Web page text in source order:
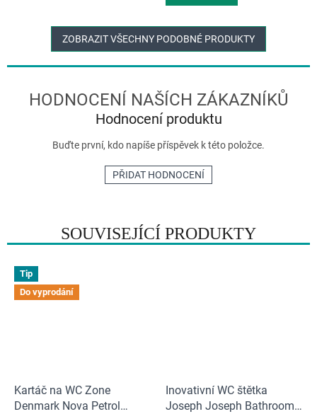
SOUVISEJÍCÍ PRODUKTY
Tip
Do vyprodání
Kartáč na WC Zone
Denmark Nova Petrol
Inovativní WC štětka
Joseph Joseph Bathroom
hvězdiček.
ZOBRAZIT VŠECHNY PODOBNÉ PRODUKTY
Hodnocení produktu
Buďte první, kdo napíše příspěvek k této položce.
PŘIDAT HODNOCENÍ